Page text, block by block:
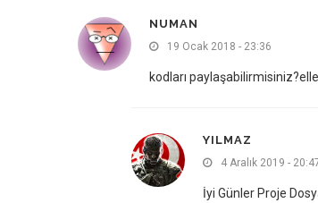
NUMAN
19 Ocak 2018 - 23:36
kodları
YILMAZ
4 Aralık 2019 -
İyi Günler Proje